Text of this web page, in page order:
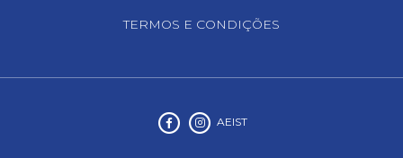
TERMOS E CONDIÇÕES
AEIST